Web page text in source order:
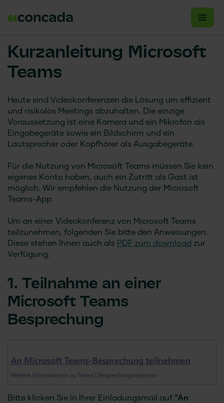
Kurzanleitung Microsoft
Teams
Heute sind Videokonferenzen die Lösung um effizient
und risikolos Meetings abzuhalten. Die einzige
Voraussetzung ist eine Kamera und ein Mikrofon als
Eingabegeräte sowie ein Bildschirm und ein
Lautsprecher oder Kopfhörer als Ausgabegeräte.
Für die Nutzung von Microsoft Teams müssen Sie kein
eigenes Konto haben, auch ein Zutritt als Gast ist
möglich. Wir empfehlen die Nutzung der Microsoft
Teams-App.
Um an einer Videokonferenz von Microsoft Teams
teilzunehmen, folgenden Sie bitte den Anweisungen.
Diese stehen Ihnen auch als PDF zum download zur
Verfügung.
1. Teilnahme an einer
Microsoft Teams
Besprechung
Bitte klicken Sie in Ihrer Einladungsmail auf "An